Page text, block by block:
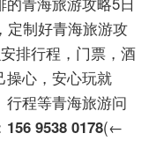
定制好青海旅游攻
排行程，门票，酒
操心，安心玩就
行程等青海旅游问
156 9538 0178(←